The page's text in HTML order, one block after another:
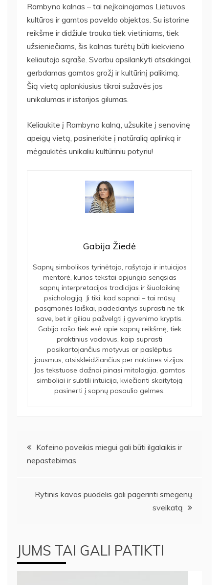
Rambyno kalnas – tai neįkainojamas Lietuvos
kultūros ir gamtos paveldo objektas. Su istorine
reikšme ir didžiule trauka tiek vietiniams, tiek
užsieniečiams, šis kalnas turėtų būti kiekvieno
keliautojo sąraše. Svarbu apsilankyti atsakingai,
gerbdamas gamtos grožį ir kultūrinį palikimą.
Šią vietą aplankiusius tikrai sužavės jos
unikalumas ir istorijos gilumas.
Keliaukite į Rambyno kalną, užsukite į senovinę
apeigų vietą, pasinerkite į natūralią aplinką ir
mėgaukitės unikaliu kultūriniu potyriu!
Gabija Žiedė
Sapnų simbolikos tyrinėtoja, rašytoja ir intuicijos
mentorė, kurios tekstai apjungia senąsias
sapnų interpretacijos tradicijas ir šiuolaikinę
psichologiją. Ji tiki, kad sapnai – tai mūsų
pasąmonės laiškai, padedantys suprasti ne tik
save, bet ir giliau pažvelgti į gyvenimo kryptis.
Gabija rašo tiek esė apie sapnų reikšmę, tiek
praktinius vadovus, kaip suprasti
pasikartojančius motyvus ar paslėptus
jausmus, atsiskleidžiančius per naktines vizijas.
Jos tekstuose dažnai pinasi mitologija, gamtos
simboliai ir subtili intuicija, kviečianti skaitytoją
pasinerti į sapnų pasaulio gelmes.
Navigacija
tarp
įrašų
Kofeino poveikis miegui gali būti ilgalaikis ir
nepastebimas
Rytinis kavos puodelis gali pagerinti smegenų
sveikatą
JUMS TAI GALI PATIKTI